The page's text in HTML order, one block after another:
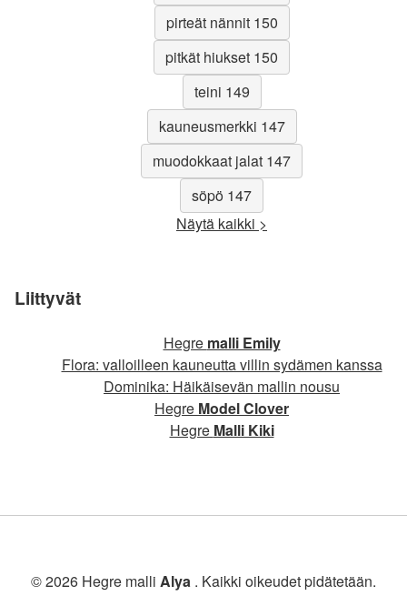
pirteät nännit 150
pitkät hiukset 150
teini 149
kauneusmerkki 147
muodokkaat jalat 147
söpö 147
Näytä kaikki >
Liittyvät
Hegre malli Emily
Flora: valloilleen kauneutta villin sydämen kanssa
Dominika: Häikäisevän mallin nousu
Hegre Model Clover
Hegre Malli Kiki
© 2026 Hegre malli Alya . Kaikki oikeudet pidätetään.